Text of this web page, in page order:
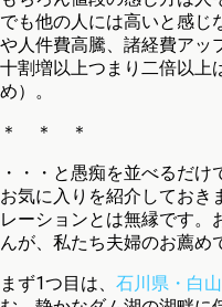
でも他の人には高いと感じ
や人件費高騰、諸経費アッ
十割増以上つまり二倍以上
め）。
＊ ＊ ＊
・・・と愚痴を並べるだ
お気に入りを紹介しておき
レーションとは無縁です。
んが、私たち夫婦のお薦め
まず1つ目は、 石川県・白